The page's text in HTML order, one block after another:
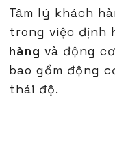
Tâm lý khách
trong việc định
hàng và động
bao gồm động
thái độ.